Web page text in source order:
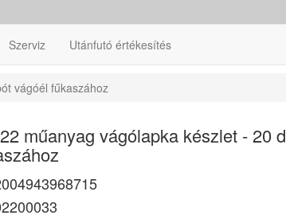
Szerviz Utánfutó értékesítés
vágóél fűkaszához
műanyag vágólapka készlet - 20